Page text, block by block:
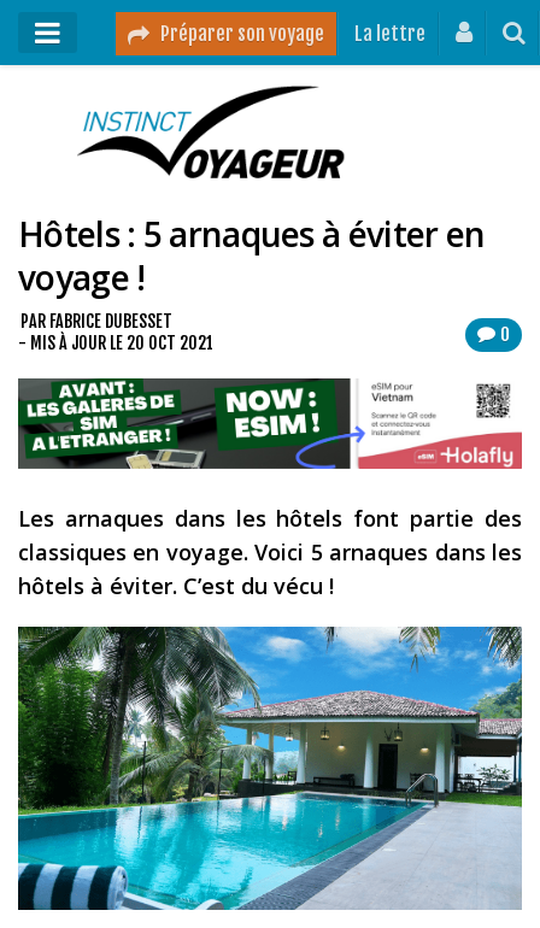
Préparer son voyage La lettre
Mon podcast
Destinations
Mes ressources pour voyager
Guides voyages
Contact
Mon journal de bord sur Instagram
Blog voyage
Les derniers articles
Préparer son voyage
Destinations
LA LETTRE
Outils pour voyageur
Sites utiles
Réserver un vol !
Hôtels : 5 arnaques à éviter en
voyage !
0
PAR FABRICE DUBESSET
- MIS À JOUR LE 20 OCT 2021
Les arnaques dans les hôtels font partie des
classiques en voyage. Voici 5 arnaques dans les
hôtels à éviter. C’est du vécu !